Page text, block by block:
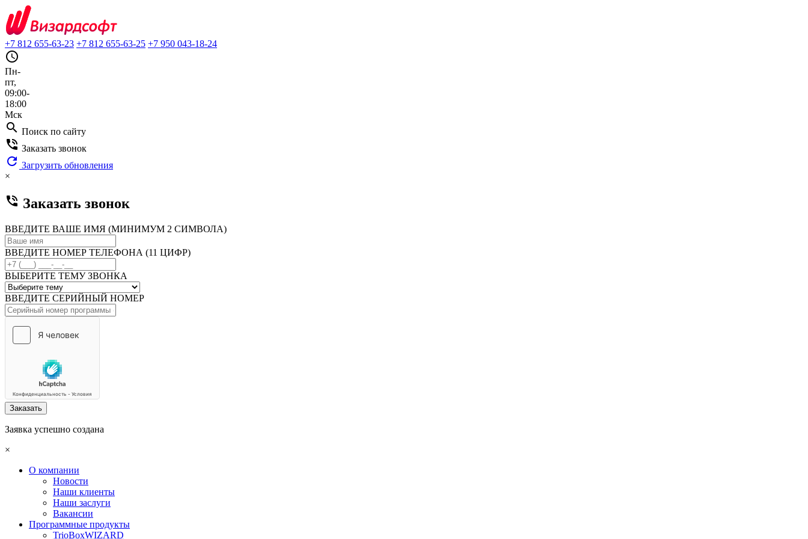
+7 812 655-63-23 +7 812 655-63-25 +7 950 043-18-24
query_builder
Пн-
пт,
09:00-
18:00
Мск
search Поиск по сайту
phone_in_talk Заказать звонок
refresh Загрузить обновления
×
phone_in_talk Заказать звонок
ВВЕДИТЕ ВАШЕ ИМЯ (МИНИМУМ 2 СИМВОЛА)
ВВЕДИТЕ НОМЕР ТЕЛЕФОНА (11 ЦИФР)
ВЫБЕРИТЕ ТЕМУ ЗВОНКА
ВВЕДИТЕ СЕРИЙНЫЙ НОМЕР
Заказать
Заявка успешно создана
×
О компании
Новости
Наши клиенты
Наши заслуги
Вакансии
Программные продукты
TrioBoxWIZARD